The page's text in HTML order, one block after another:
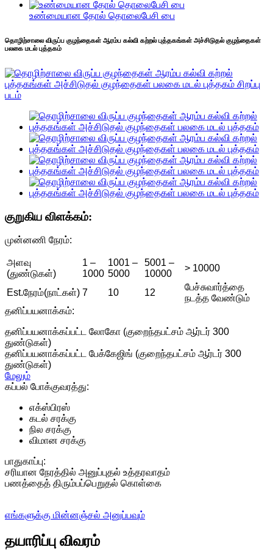
உண்மையான தோல் தொலைபேசி பை
தொழிற்சாலை விருப்ப குழந்தைகள் ஆரம்ப கல்வி கற்றல் புத்தகங்கள் அச்சிடுதல் குழந்தைகள்
பலகை மடல் புத்தகம்
குறுகிய விளக்கம்:
முன்னணி நேரம்:
அளவு
(துண்டுகள்)
1 –
1000
1001 –
5000
5001 –
10000
> 10000
Est.நேரம்(நாட்கள்) 7 10 12
பேச்சுவார்த்தை
நடத்த வேண்டும்
தனிப்பயனாக்கம்:
தனிப்பயனாக்கப்பட்ட லோகோ (குறைந்தபட்சம் ஆர்டர் 300
துண்டுகள்)
தனிப்பயனாக்கப்பட்ட பேக்கேஜிங் (குறைந்தபட்சம் ஆர்டர் 300
துண்டுகள்)
மேலும்
கப்பல் போக்குவரத்து:
எக்ஸ்பிரஸ்
கடல் சரக்கு
நில சரக்கு
விமான சரக்கு
பாதுகாப்பு:
சரியான நேரத்தில் அனுப்புதல் உத்தரவாதம்
பணத்தைத் திரும்பப்பெறுதல் கொள்கை
எங்களுக்கு மின்னஞ்சல் அனுப்பவும்
தயாரிப்பு விவரம்